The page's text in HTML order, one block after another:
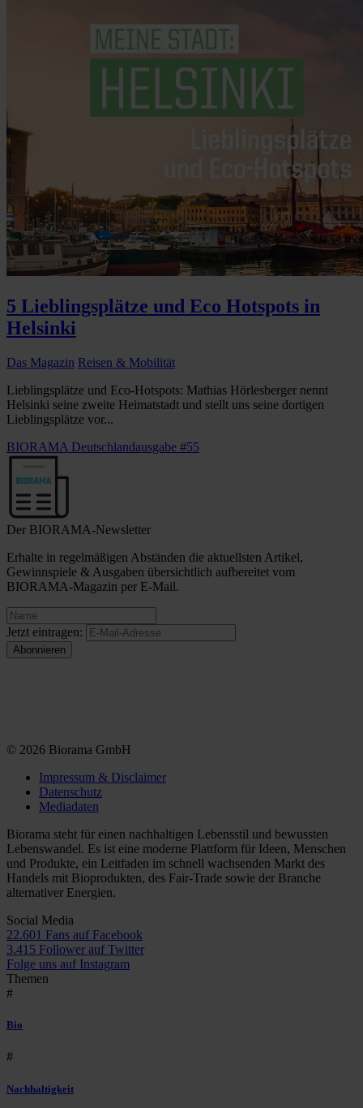
5 Lieblingsplätze und Eco Hotspots in
Helsinki
Das Magazin Reisen & Mobilität
Lieblingsplätze und Eco-Hotspots: Mathias Hörlesberger nennt
Helsinki seine zweite Heimatstadt und stellt uns seine dortigen
Lieblingsplätze vor...
BIORAMA Deutschlandausgabe #55
Der BIORAMA-Newsletter
Erhalte in regelmäßigen Abständen die aktuellsten Artikel,
Gewinnspiele & Ausgaben übersichtlich aufbereitet vom
BIORAMA-Magazin per E-Mail.
Jetzt eintragen:
© 2026 Biorama GmbH
Impressum & Disclaimer
Datenschutz
Mediadaten
Biorama steht für einen nachhaltigen Lebensstil und bewussten
Lebenswandel. Es ist eine moderne Plattform für Ideen, Menschen
und Produkte, ein Leitfaden im schnell wachsenden Markt des
Handels mit Bioprodukten, des Fair-Trade sowie der Branche
alternativer Energien.
Social Media
22.601 Fans auf Facebook
3.415 Follower auf Twitter
Folge uns auf Instagram
Themen
#
Bio
#
Nachhaltigkeit